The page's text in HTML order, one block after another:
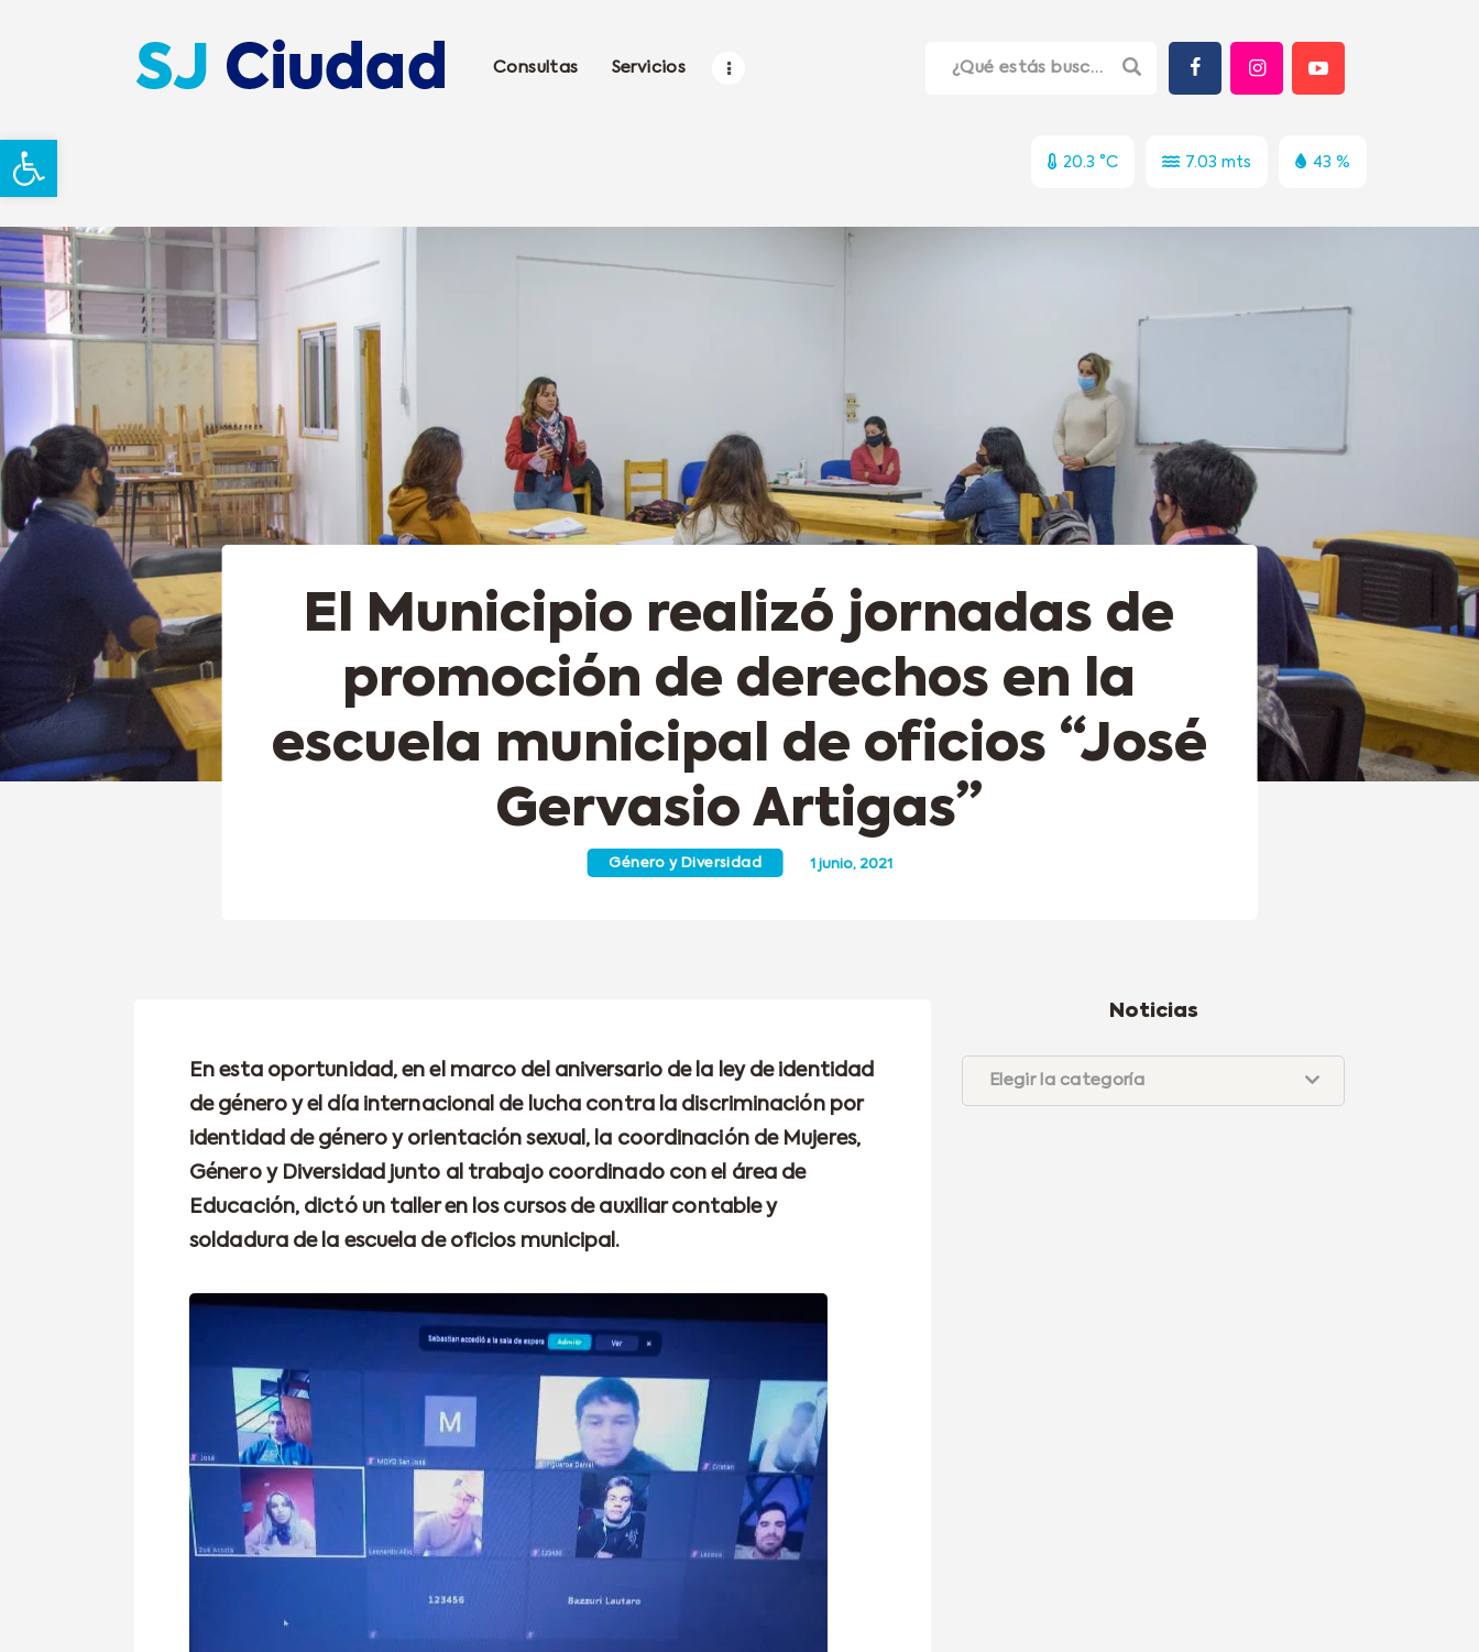
Abrir barra de herramientas
Consultas Servicios
20.3 °C 7.03 mts 43 %
El Municipio realizó jornadas de
promoción de derechos en la
escuela municipal de oficios “José
Gervasio Artigas”
Género y Diversidad 1 junio, 2021
En esta oportunidad, en el marco del aniversario de la ley de identidad
de género y el día internacional de lucha contra la discriminación por
identidad de género y orientación sexual, la coordinación de Mujeres,
Género y Diversidad junto al trabajo coordinado con el área de
Educación, dictó un taller en los cursos de auxiliar contable y
soldadura de la escuela de oficios municipal.
Noticias